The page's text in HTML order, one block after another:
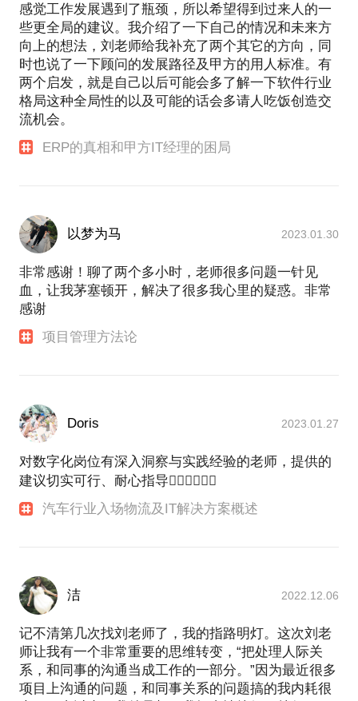
感觉工作发展遇到了瓶颈，所以希望得到过来人的一
些更全局的建议。我介绍了一下自己的情况和未来方
向上的想法，刘老师给我补充了两个其它的方向，同
时也说了一下顾问的发展路径及甲方的用人标准。有
两个启发，就是自己以后可能会多了解一下软件行业
格局这种全局性的以及可能的话会多请人吃饭创造交
流机会。
ERP的真相和甲方IT经理的困局
以梦为马 2023.01.30
非常感谢！聊了两个多小时，老师很多问题一针见
血，让我茅塞顿开，解决了很多我心里的疑惑。非常
感谢
项目管理方法论
Doris 2023.01.27
对数字化岗位有深入洞察与实践经验的老师，提供的
建议切实可行、耐心指导👍🏻👍🏻👍🏻
汽车行业入场物流及IT解决方案概述
洁 2022.12.06
记不清第几次找刘老师了，我的指路明灯。这次刘老
师让我有一个非常重要的思维转变，“把处理人际关
系，和同事的沟通当成工作的一部分。”因为最近很多
项目上沟通的问题，和同事关系的问题搞的我内耗很